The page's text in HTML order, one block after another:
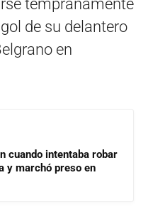
tempranamente
de su delantero
en
cuando intentaba robar
y marchó preso en